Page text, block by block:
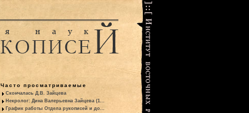
Часто просматриваемые
Скончалась Д.В. Зайцева
Некролог: Дина Валерьевна Зайцева (1...
График работы Отдела рукописей и до...